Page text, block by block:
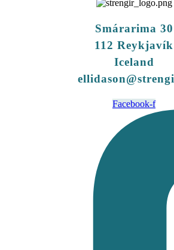
Smárarima 30
112 Reykjavík
Iceland
Facebook-f